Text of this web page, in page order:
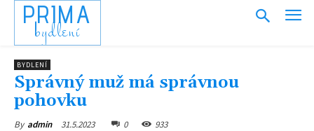
PRIMA
bydlení
BYDLENÍ
Správný muž má správnou
pohovku
By admin 31.5.2023 0 933